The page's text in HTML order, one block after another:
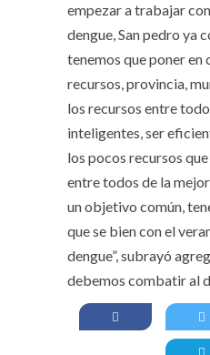
empezar a trabajar
dengue, San pedro ya
tenemos que poner en
recursos, provincia,
los recursos entre
inteligentes, ser
los pocos recursos
entre todos de la
un objetivo común,
que se bien con el
dengue”, subrayó
debemos combatir al